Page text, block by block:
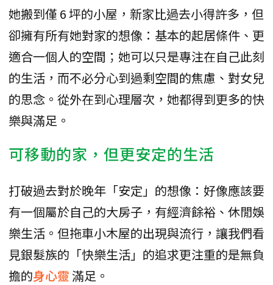
她搬到僅 6 坪的小屋，新家比過去小得許多，但
卻擁有所有她對家的想像：基本的起居條件、更
適合一個人的空間；她可以只是專注在自己此刻
的生活，而不必分心到過剩空間的焦慮、對女兒
的思念。從外在到心理層次，她都得到更多的快
樂與滿足。
可移動的家，但更安定的生活
打破過去對於晚年「安定」的想像：好像應該要
有一個屬於自己的大房子，有經濟餘裕、休閒娛
樂生活。但拖車小木屋的出現與流行，讓我們看
見銀髮族的「快樂生活」的追求更注重的是無負
擔的身心靈 滿足。